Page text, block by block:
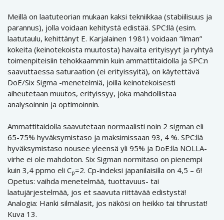
Meillä on laatuteorian mukaan kaksi tekniikkaa (stabiilisuus ja
parannus), jolla voidaan kehitystä edistää. SPC:llä (esim.
laatutaulu, kehittänyt E. Karjalainen 1981) voidaan ”ilman”
kokeita (keinotekoista muutosta) havaita erityisyyt ja ryhtyä
toimenpiteisiin tehokkaammin kuin ammattitaidolla ja SPC:n
saavuttaessa saturaation (ei erityissyitä), on käytettävä
DoE/Six Sigma -menetelmiä, joilla keinotekoisesti
aiheutetaan muutos, erityissyy, joka mahdollistaa
analysoinnin ja optimoinnin.
Ammattitaidolla saavutetaan normaalisti noin 2 sigman eli
65-75% hyväksymistaso ja maksimissaan 93, 4 %. SPC:llä
hyväksymistaso nousee yleensä yli 95% ja DoE:lla NOLLA-
virhe ei ole mahdoton. Six Sigman normitaso on pienempi
kuin 3,4 ppmo eli Cp=2. Cp-indeksi japanilaisilla on 4,5 – 6!
Opetus: vaihda menetelmää, tuottavuus- tai
laatujärjestelmää, jos et saavuta riittävää edistystä!
Analogia: Hanki silmälasit, jos näkösi on heikko tai tihrustat!
Kuva 13.